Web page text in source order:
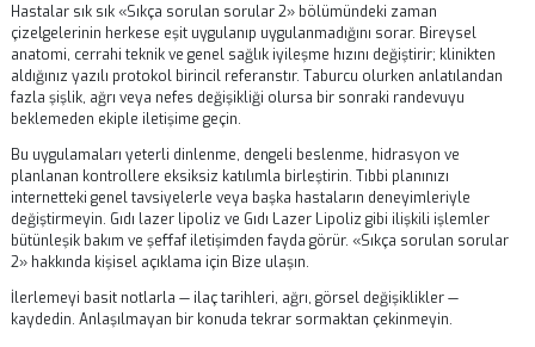
Hastalar sık sık «Sıkça sorulan sorular 1» bölümündeki zaman
çizelgelerinin herkese eşit uygulanıp uygulanmadığını sorar. Bireysel
anatomi, cerrahi teknik ve genel sağlık iyileşme hızını değiştirir;
aldığınız yazılı protokol birincil referanstır. Taburcu olurken
fazla şişlik, ağrı veya nefes değişikliği olursa bir sonraki randevuyu
Bu uygulamaları yeterli dinlenme, dengeli beslenme, hidrasyon ve
planlanan kontrollere eksiksiz katılımla birleştirin. Tıbbi planınızı
internetteki genel tavsiyelerle veya başka hastaların deneyimleriyle
değiştirmeyin.Gıdı lazer lipolizveGıdı Lazer Lipolizgibi ilişkili
bütünleşik bakım ve şeffaf iletişimden fayda görür. «Sıkça sorulan
1» hakkında kişisel açıklama içinBize ulaşın.
İyileşme döneminde öz bakım cerrahi becerinin yerini tutmaz ancak